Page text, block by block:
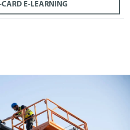
E-LEARNING